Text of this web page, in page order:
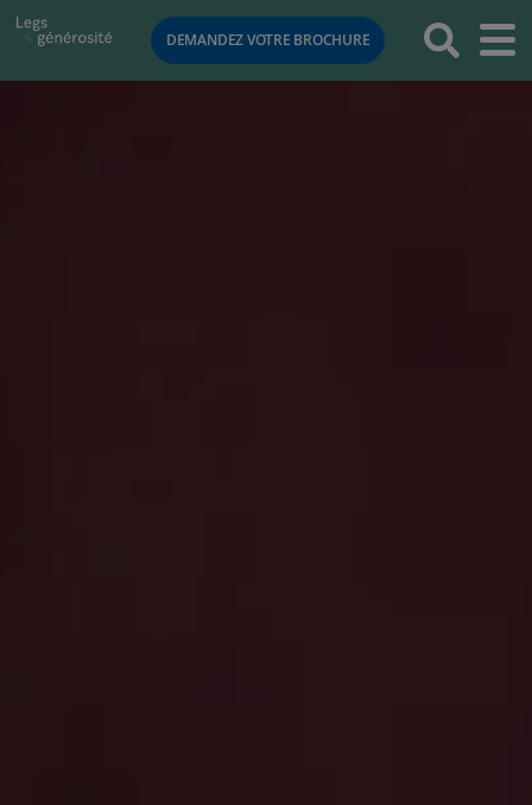
DEMANDEZ VOTRE BROCHURE
RETOUR